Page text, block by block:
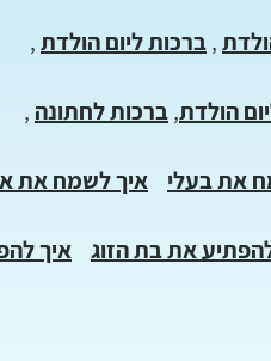
,ברכות ליום הולדת,
הולדת,ברכות לחתונה ,
את בעלי איך לשמח את
את בת הזוג איך